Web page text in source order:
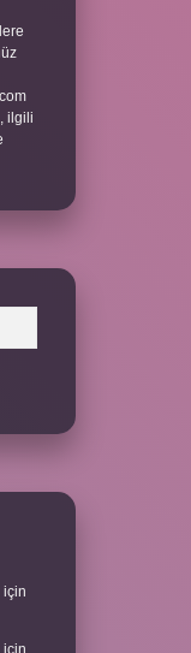
ilgili
için
için